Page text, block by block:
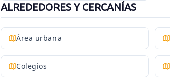
ALREDEDORES Y CERCANÍAS
Área urbana
Colegios